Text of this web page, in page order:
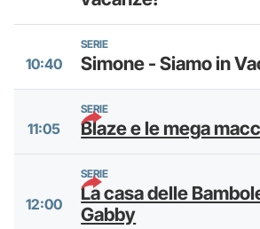
SERIE
10:40 Simone - Siamo in
SERIE
11:05 Blaze e le mega
SERIE
12:00
La casa delle
Gabby